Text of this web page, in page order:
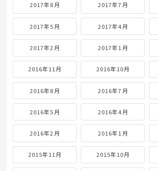
2017年8月 2017年7月
2017年5月 2017年4月
2017年2月 2017年1月
2016年11月 2016年10月
2016年8月 2016年7月
2016年5月 2016年4月
2016年2月 2016年1月
2015年11月 2015年10月